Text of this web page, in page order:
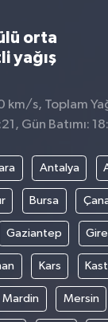
orta
yağış
km/s, Toplam
Gün Batımı:
Antalya
Bursa
Gaziantep
Kars
Mardin Mersin